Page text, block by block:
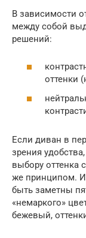
В зависимости
между собой
решений:
оттенки
Если диван в
зрения
выбору оттенка
же принципом.
быть заметны
«немаркого»
бежевый,